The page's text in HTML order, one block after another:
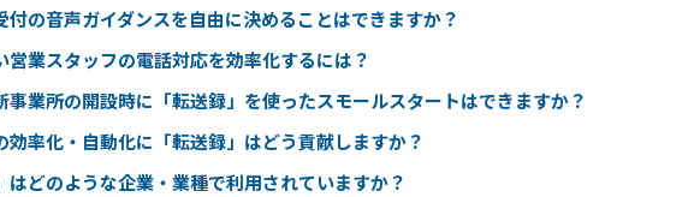
付の音声ガイダンスを自由に決めることはできますか？
営業スタッフの電話対応を効率化するには？
事業所の開設時に「転送録」を使ったスモールスタートはできますか？
効率化・自動化に「転送録」はどう貢献しますか？
はどのような企業・業種で利用されていますか？